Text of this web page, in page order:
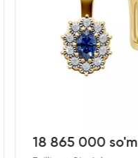
18 865 000 so'm